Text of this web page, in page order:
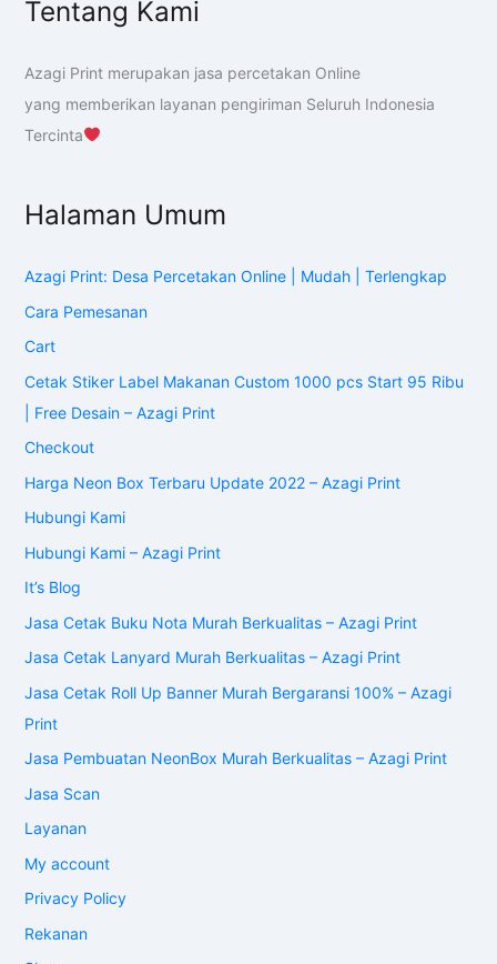
Tentang Kami
Azagi Print merupakan jasa percetakan Online
yang memberikan layanan pengiriman Seluruh Indonesia
Tercinta
Halaman Umum
Azagi Print: Desa Percetakan Online | Mudah | Terlengkap
Cara Pemesanan
Cart
Cetak Stiker Label Makanan Custom 1000 pcs Start 95 Ribu
| Free Desain – Azagi Print
Checkout
Harga Neon Box Terbaru Update 2022 – Azagi Print
Hubungi Kami
Hubungi Kami – Azagi Print
It’s Blog
Jasa Cetak Buku Nota Murah Berkualitas – Azagi Print
Jasa Cetak Lanyard Murah Berkualitas – Azagi Print
Jasa Cetak Roll Up Banner Murah Bergaransi 100% – Azagi
Print
Jasa Pembuatan NeonBox Murah Berkualitas – Azagi Print
Jasa Scan
Layanan
My account
Privacy Policy
Rekanan